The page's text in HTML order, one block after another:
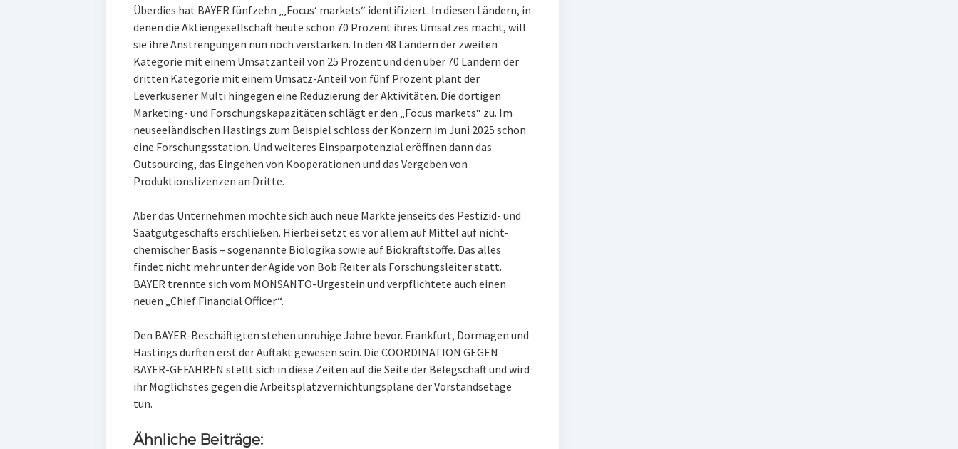
Überdies hat BAYER fünfzehn „‚Focus‘ markets“ identifiziert. In diesen Ländern, in
denen die Aktiengesellschaft heute schon 70 Prozent ihres Umsatzes macht, will
sie ihre Anstrengungen nun noch verstärken. In den 48 Ländern der zweiten
Kategorie mit einem Umsatzanteil von 25 Prozent und den über 70 Ländern der
dritten Kategorie mit einem Umsatz-Anteil von fünf Prozent plant der
Leverkusener Multi hingegen eine Reduzierung der Aktivitäten. Die dortigen
Marketing- und Forschungskapazitäten schlägt er den „Focus markets“ zu. Im
neuseeländischen Hastings zum Beispiel schloss der Konzern im Juni 2025 schon
eine Forschungsstation. Und weiteres Einsparpotenzial eröffnen dann das
Outsourcing, das Eingehen von Kooperationen und das Vergeben von
Produktionslizenzen an Dritte.
Aber das Unternehmen möchte sich auch neue Märkte jenseits des Pestizid- und
Saatgutgeschäfts erschließen. Hierbei setzt es vor allem auf Mittel auf nicht-
chemischer Basis – sogenannte Biologika sowie auf Biokraftstoffe. Das alles
findet nicht mehr unter der Ägide von Bob Reiter als Forschungsleiter statt.
BAYER trennte sich vom MONSANTO-Urgestein und verpflichtete auch einen
neuen „Chief Financial Officer“.
Den BAYER-Beschäftigten stehen unruhige Jahre bevor. Frankfurt, Dormagen und
Hastings dürften erst der Auftakt gewesen sein. Die COORDINATION GEGEN
BAYER-GEFAHREN stellt sich in diese Zeiten auf die Seite der Belegschaft und wird
ihr Möglichstes gegen die Arbeitsplatzvernichtungspläne der Vorstandsetage
tun.
Ähnliche Beiträge: